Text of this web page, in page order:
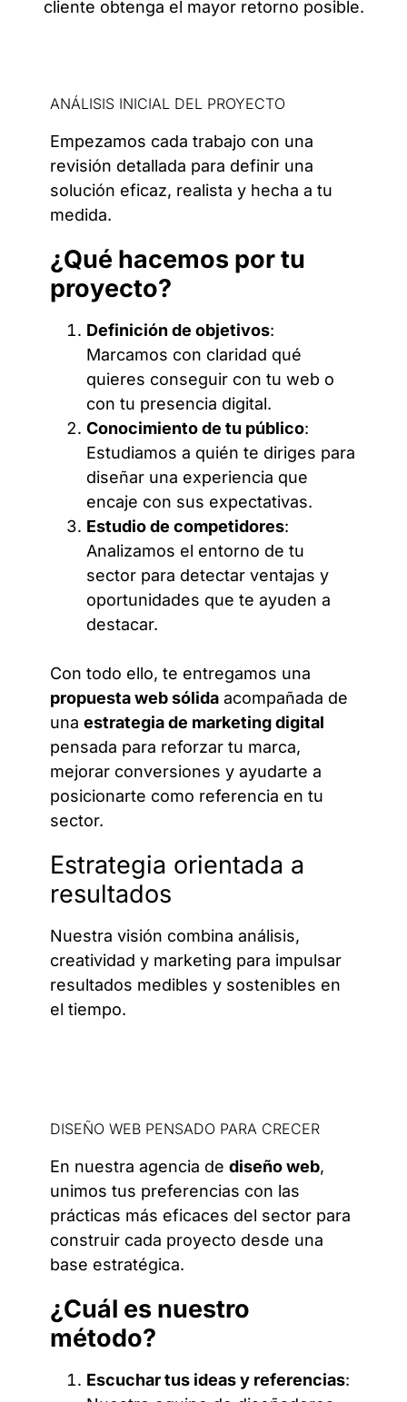
cliente obtenga el mayor retorno posible.
ANÁLISIS INICIAL DEL PROYECTO
Empezamos cada trabajo con una
revisión detallada para definir una
solución eficaz, realista y hecha a tu
medida.
¿Qué hacemos por tu
proyecto?
Definición de objetivos:
Marcamos con claridad qué
quieres conseguir con tu web o
con tu presencia digital.
Conocimiento de tu público:
Estudiamos a quién te diriges para
diseñar una experiencia que
encaje con sus expectativas.
Estudio de competidores:
Analizamos el entorno de tu
sector para detectar ventajas y
oportunidades que te ayuden a
destacar.
Con todo ello, te entregamos una
propuesta web sólida acompañada de
una estrategia de marketing digital
pensada para reforzar tu marca,
mejorar conversiones y ayudarte a
posicionarte como referencia en tu
sector.
Estrategia orientada a
resultados
Nuestra visión combina análisis,
creatividad y marketing para impulsar
resultados medibles y sostenibles en
el tiempo.
DISEÑO WEB PENSADO PARA CRECER
En nuestra agencia de diseño web,
unimos tus preferencias con las
prácticas más eficaces del sector para
construir cada proyecto desde una
base estratégica.
¿Cuál es nuestro
método?
Escuchar tus ideas y referencias: